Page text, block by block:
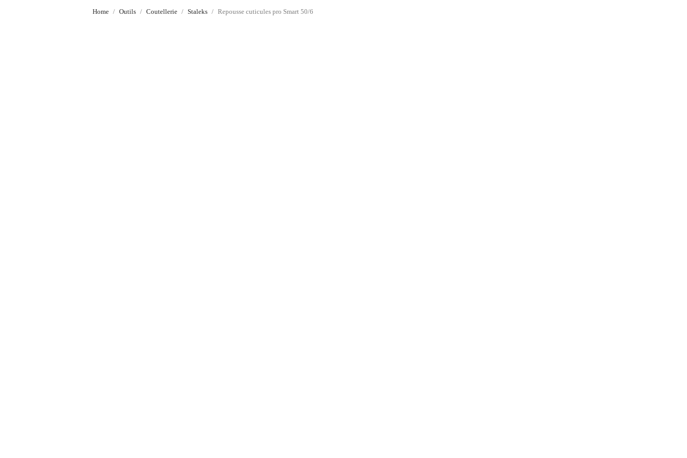
Home Outils Coutellerie Staleks Repousse cuticules pro Smart 50/6